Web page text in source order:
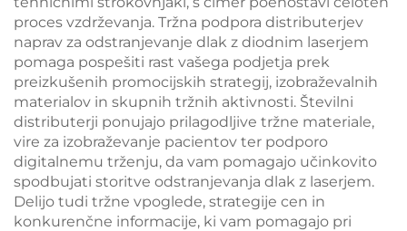
proces vzdrževanja. Tržna podpora distributerjev
naprav za odstranjevanje dlak z diodnim laserjem
pomaga pospešiti rast vašega podjetja prek
preizkušenih promocijskih strategij, izobraževalnih
materialov in skupnih tržnih aktivnosti. Številni
distributerji ponujajo prilagodljive tržne materiale,
vire za izobraževanje pacientov ter podporo
digitalnemu trženju, da vam pomagajo učinkovito
spodbujati storitve odstranjevanja dlak z laserjem.
Delijo tudi tržne vpoglede, strategije cen in
konkurenčne informacije, ki vam pomagajo pri